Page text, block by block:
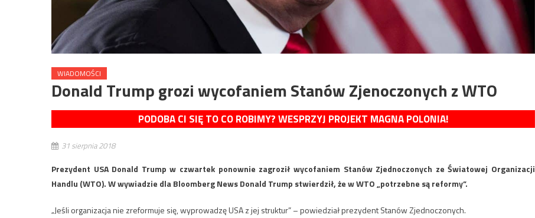
WIADOMOŚCI
Donald Trump grozi wycofaniem Stanów Zjenoczonych z WTO
PODOBA CI SIĘ TO CO ROBIMY? WESPRZYJ PROJEKT MAGNA POLONIA!
31 sierpnia 2018
Prezydent USA Donald Trump w czwartek ponownie zagroził wycofaniem Stanów Zjednoczonych ze Światowej Organizacji
Handlu (WTO). W wywiadzie dla Bloomberg News Donald Trump stwierdził, że w WTO „potrzebne są reformy”.
„Jeśli organizacja nie zreformuje się, wyprowadzę USA z jej struktur” – powiedział prezydent Stanów Zjednoczonych.